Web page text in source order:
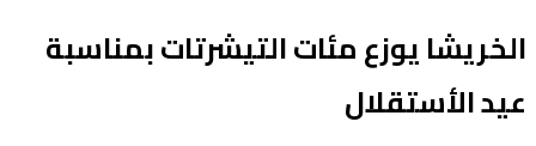
الخريشا يوزع مئات التيشرتات بمناسبة
عيد الأستقلال